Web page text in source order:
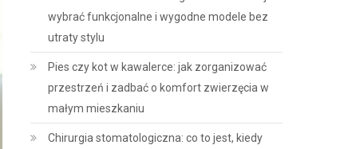
wybrać funkcjonalne i wygodne modele bez
utraty stylu
Pies czy kot w kawalerce: jak zorganizować
przestrzeń i zadbać o komfort zwierzęcia w
małym mieszkaniu
Chirurgia stomatologiczna: co to jest, kiedy